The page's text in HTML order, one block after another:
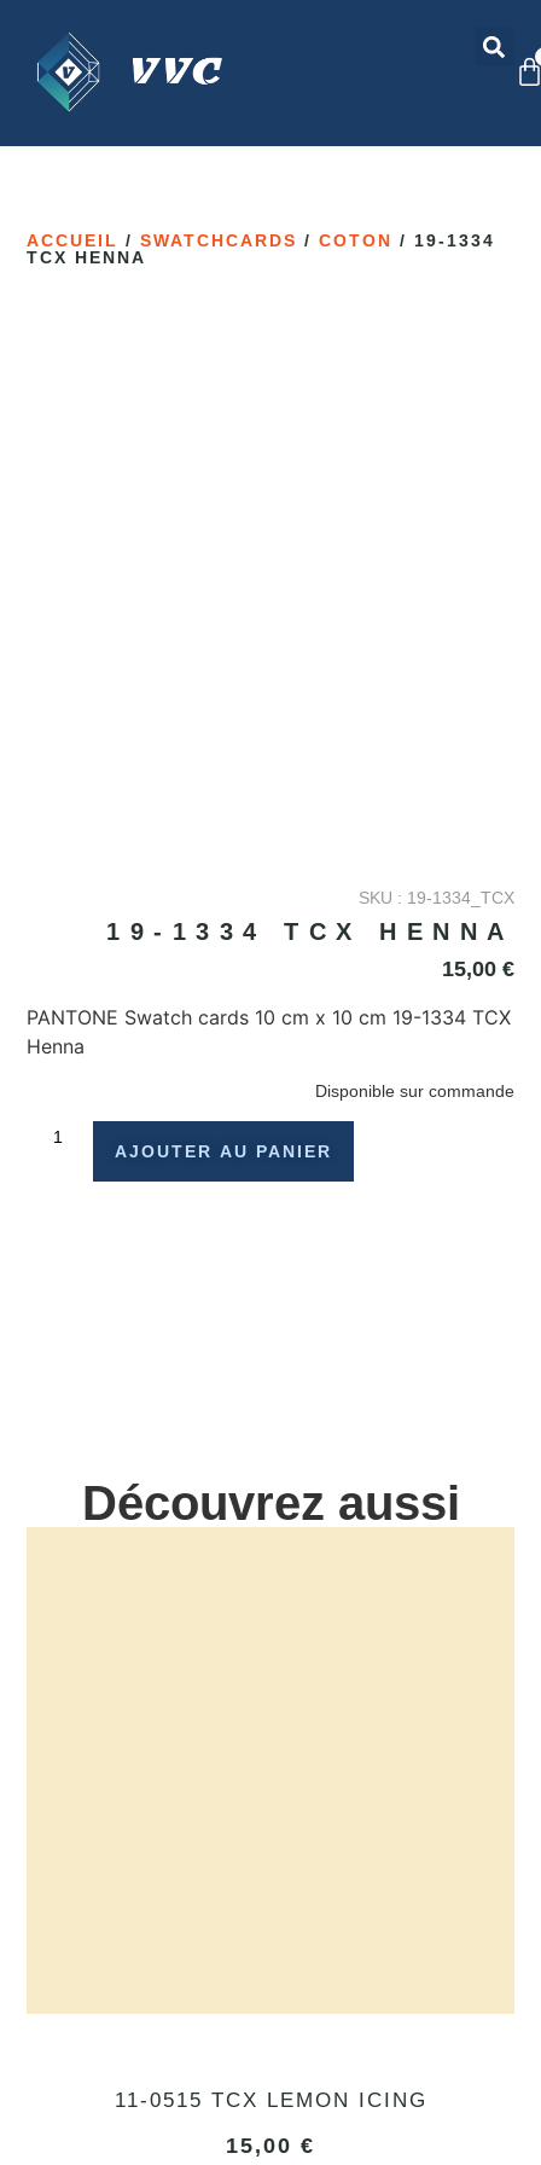
ACCUEIL /SWATCHCARDS /COTON / 19-1334
TCX HENNA
SKU : 19-1334_TCX
19-1334 TCX HENNA
15,00 €
PANTONE Swatch cards 10 cm x 10 cm 19-1334 TCX
Henna
Disponible sur commande
AJOUTER AU PANIER
Découvrez aussi
11-0515 TCX LEMON ICING
15,00 €